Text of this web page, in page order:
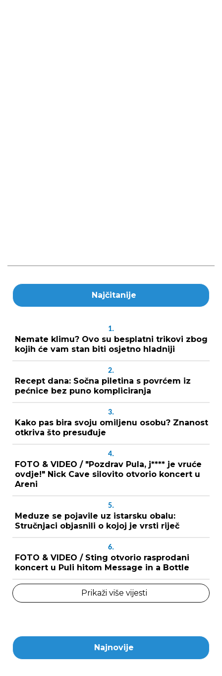
Najčitanije
1.
Nemate klimu? Ovo su besplatni trikovi zbog
kojih će vam stan biti osjetno hladniji
2.
Recept dana: Sočna piletina s povrćem iz
pećnice bez puno kompliciranja
3.
Kako pas bira svoju omiljenu osobu? Znanost
otkriva što presuđuje
4.
FOTO & VIDEO / "Pozdrav Pula, j**** je vruće
ovdje!" Nick Cave silovito otvorio koncert u
Areni
5.
Meduze se pojavile uz istarsku obalu:
Stručnjaci objasnili o kojoj je vrsti riječ
6.
FOTO & VIDEO / Sting otvorio rasprodani
koncert u Puli hitom Message in a Bottle
Prikaži više vijesti
Najnovije